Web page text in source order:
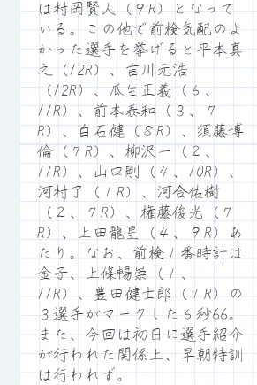
は村岡賢人（９R）となって
いる。この他で前検気配のよ
かった選手を挙げると平本真
之（12R）、吉川元浩
（12R）、瓜生正義（６、
11R）、前本泰和（３、７
R）、白石健（８R）、須藤博
倫（７R）、柳沢一（２、
11R）、山口剛（４、10R）、
河村了（１R）、河合佑樹
（２、７R）、権藤俊光（７
R）、上田龍星（４、９R）あ
たり。なお、前検１番時計は
金子、上條暢崇（１、
11R）、豊田健士郎（１R）の
３選手がマークした６秒66。
また、今回は初日に選手紹介
が行われた関係上、早朝特訓
は行われず。